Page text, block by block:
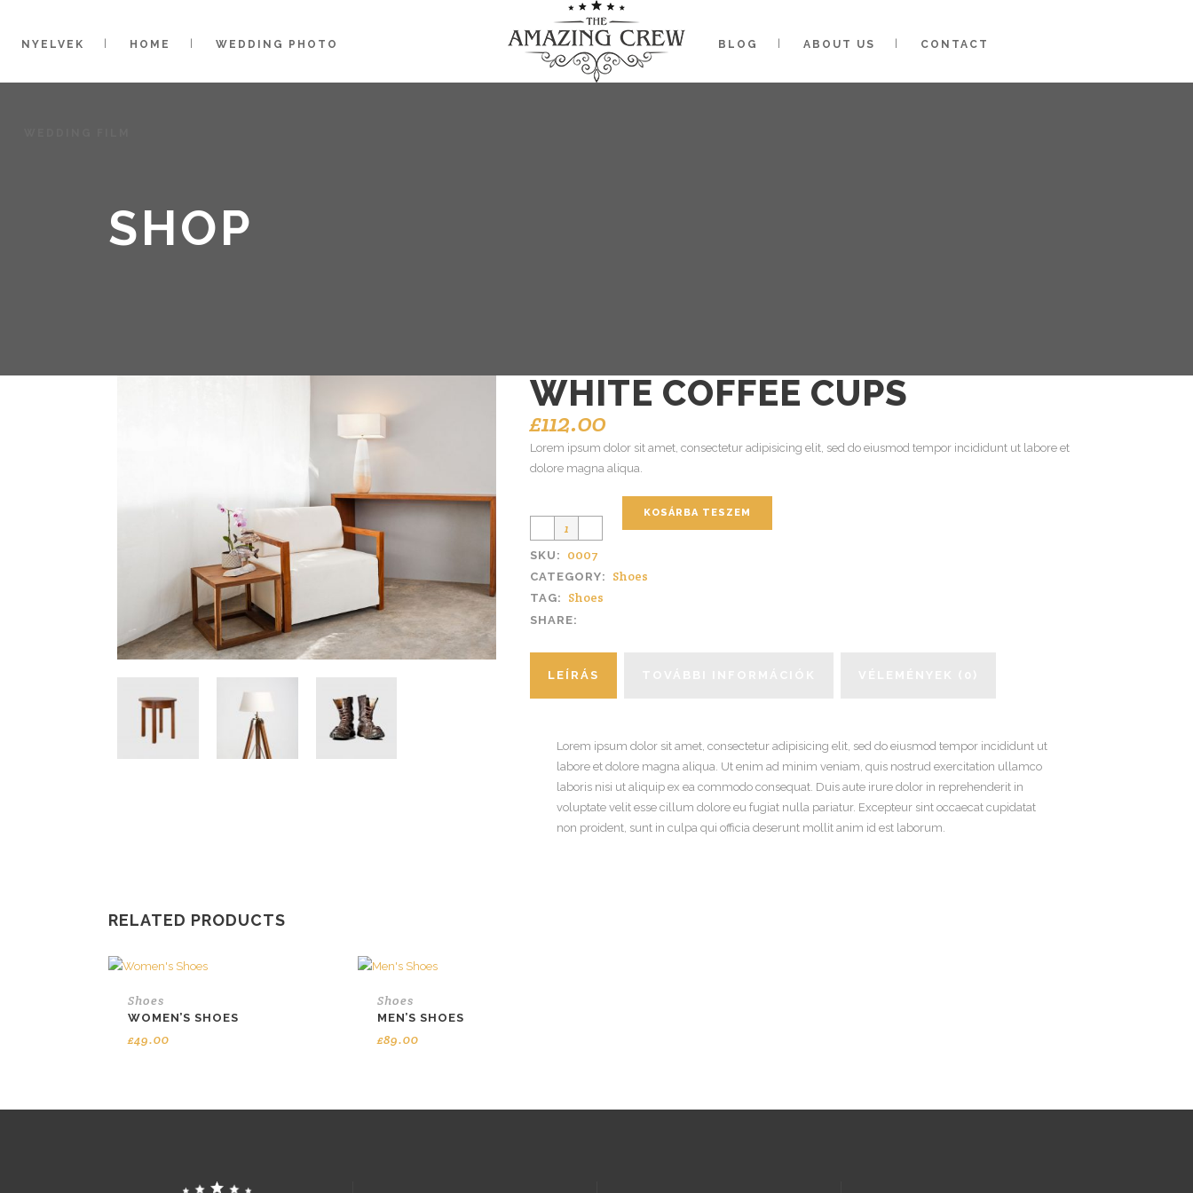
NYELVEK HOME WEDDING PHOTO BLOG ABOUT US CONTACT
SHOP
WHITE COFFEE CUPS
£112.00
Lorem ipsum dolor sit amet, consectetur adipisicing elit, sed do eiusmod tempor incididunt ut labore et
dolore magna aliqua.
KOSÁRBA TESZEM
SKU: 0007
CATEGORY: Shoes
TAG: Shoes
SHARE:
LEÍRÁS
Lorem ipsum dolor sit amet, consectetur adipisicing elit, sed do eiusmod tempor incididunt ut
labore et dolore magna aliqua. Ut enim ad minim veniam, quis nostrud exercitation ullamco
laboris nisi ut aliquip ex ea commodo consequat. Duis aute irure dolor in reprehenderit in
voluptate velit esse cillum dolore eu fugiat nulla pariatur. Excepteur sint occaecat cupidatat
non proident, sunt in culpa qui officia deserunt mollit anim id est laborum.
RELATED PRODUCTS
Shoes
WOMEN’S SHOES
£49.00
Shoes
MEN’S SHOES
£89.00